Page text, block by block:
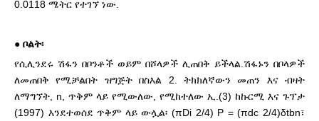
0.0118 ሜትር የተገኘ ነው.
● ቦልት፡
የሲሊንደሩ ሽፋን በቦንቶች ወይም በሾላዎች ሊጠበቅ ይችላል.ሽፋኑን በቦላዎች
ለመጠበቅ የሚቻልበት ዝግጅት በስእል 2. ትክክለኛውን መጠን እና ብዛት
ለማግኘት, n, ጥቅም ላይ የሚውለው, የሚከተለው ኢ.(3) ከኩርሚ እና ጉፕታ
(1997) እንደተወሰደ ጥቅም ላይ ውሏል፡ (πDi 2/4) P = (πdc 2/4)δtbn፣